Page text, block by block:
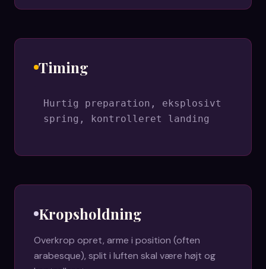
Timing
Hurtig preparation, eksplosivt
spring, kontrolleret landing
Kropsholdning
Overkrop opret, arme i position (often
arabesque), split i luften skal være højt og